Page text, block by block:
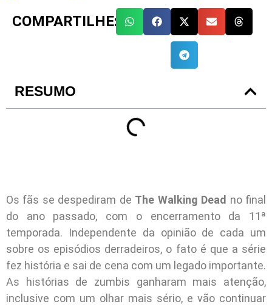
COMPARTILHE:
RESUMO
Os fãs se despediram de The Walking Dead no final
do ano passado, com o encerramento da 11ª
temporada. Independente da opinião de cada um
sobre os episódios derradeiros, o fato é que a série
fez história e sai de cena com um legado importante.
As histórias de zumbis ganharam mais atenção,
inclusive com um olhar mais sério, e vão continuar